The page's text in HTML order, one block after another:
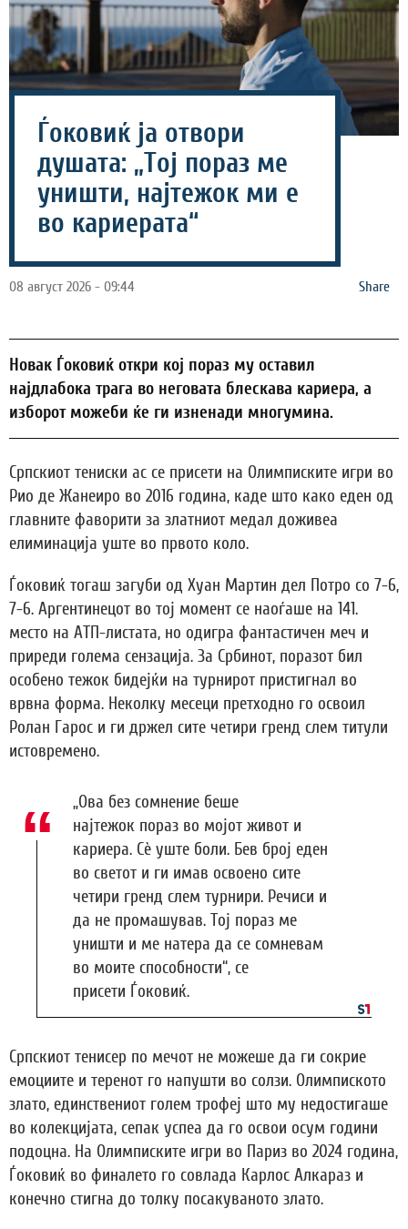
Ѓоковиќ ја отвори
душата: „Тој пораз ме
уништи, најтежок ми е
во кариерата“
08 август 2026 - 09:44 Share
Новак Ѓоковиќ откри кој пораз му оставил
најдлабока трага во неговата блескава кариера, а
изборот можеби ќе ги изненади многумина.
Српскиот тениски ас се присети на Олимписките игри во
Рио де Жанеиро во 2016 година, каде што како еден од
главните фаворити за златниот медал доживеа
елиминација уште во првото коло.
Ѓоковиќ тогаш загуби од Хуан Мартин дел Потро со 7-6,
7-6. Аргентинецот во тој момент се наоѓаше на 141.
место на АТП-листата, но одигра фантастичен меч и
приреди голема сензација. За Србинот, поразот бил
особено тежок бидејќи на турнирот пристигнал во
врвна форма. Неколку месеци претходно го освоил
Ролан Гарос и ги држел сите четири гренд слем титули
истовремено.
„Ова без сомнение беше
најтежок пораз во мојот живот и
кариера. Сè уште боли. Бев број еден
во светот и ги имав освоено сите
четири гренд слем турнири. Речиси и
да не промашував. Тој пораз ме
уништи и ме натера да се сомневам
во моите способности“, се
присети Ѓоковиќ.
Српскиот тенисер по мечот не можеше да ги сокрие
емоциите и теренот го напушти во солзи. Олимпиското
злато, единствениот голем трофеј што му недостигаше
во колекцијата, сепак успеа да го освои осум години
подоцна. На Олимписките игри во Париз во 2024 година,
Ѓоковиќ во финалето го совлада Карлос Алкараз и
конечно стигна до толку посакуваното злато.